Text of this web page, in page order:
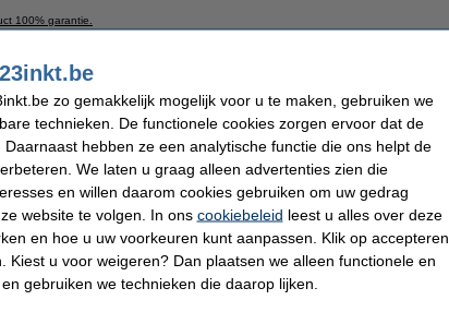
100% garantie.
EAN-code:
Nummer:
pagina's
1 doos van 2500 vellen A4 - 80 g/m²
zo gemakkelijk mogelijk voor u te maken, gebruiken we
technieken. De functionele cookies zorgen ervoor dat de
hebben ze een analytische functie die ons helpt de
We laten u graag alleen advertenties zien die
en willen daarom cookies gebruiken om uw gedrag
website te volgen. In ons cookiebeleid leest u alles over deze
en hoe u uw voorkeuren kunt aanpassen. Klik op accepteren
Kiest u voor weigeren? Dan plaatsen we alleen functionele en
gebruiken we technieken die daarop lijken.